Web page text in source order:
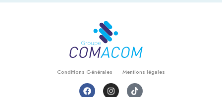
Conditions Générales Mentions légales